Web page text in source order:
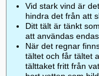
Vid stark vind är
hindra det från att
Ditt tält är tänkt
att användas
När det regnar
tältet och får tältet
tälttaket fritt från